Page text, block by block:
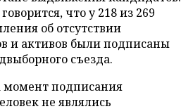
что у 218 из 269
об отсутствии
и активов были подписаны
съезда.
момент подписания
не являлись